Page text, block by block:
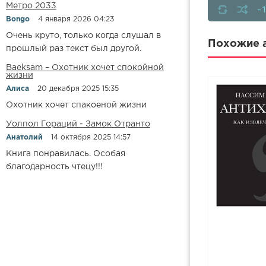
Метро 2033
Bongo 4 января 2026 04:23
Очень круто, только когда слушал в
прошлый раз текст был другой.
Baeksam – Охотник хочет спокойной
жизни
Алиса 20 декабря 2025 15:35
Охотник хочет спакоеной жизни
Уолпол Гораций - Замок Отранто
Анатолий 14 октября 2025 14:57
Книга понравилась. Особая
благодарность чтецу!!!
-
7-142
8-142
9-142
12-142
13-142
14-142
15-142
16-142
17-142
Похожие